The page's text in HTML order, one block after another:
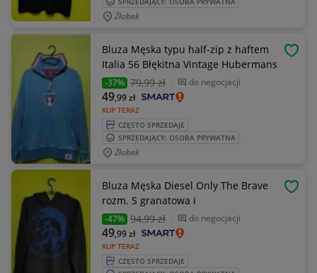
Żłobek
Bluza Męska typu half-zip z haftem
Italia 56 Błękitna Vintage Hubermans
-37% 79,99 zł do negocjacji
KUP TERAZ
49,99zł
CZĘSTO SPRZEDAJE
SPRZEDAJĄCY: OSOBA PRYWATNA
Żłobek
Bluza Męska Diesel Only The Brave
rozm. S granatowa i
-47% 94,99 zł do negocjacji
KUP TERAZ
49,99zł
CZĘSTO SPRZEDAJE